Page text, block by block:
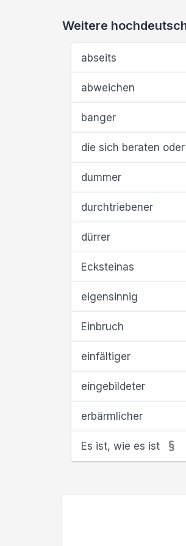
Weitere
abseits
abweichen
banger
die sich beraten
dummer
durchtriebener
dürrer
Ecksteinas
eigensinnig
Einbruch
einfältiger
eingebildeter
erbärmlicher
Es ist, wie es ist